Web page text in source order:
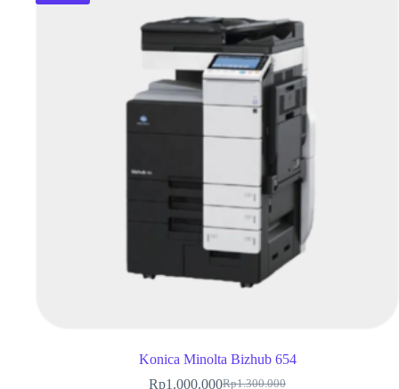
Konica Minolta Bizhub 654
Rp1.300.000
Rp1.000.000